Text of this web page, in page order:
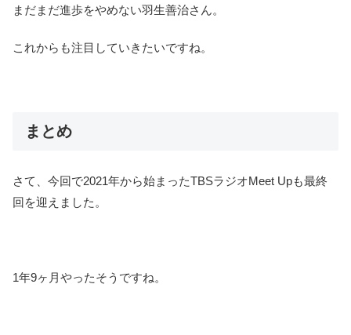
まだまだ進歩をやめない羽生善治さん。
これからも注目していきたいですね。
まとめ
さて、今回で2021年から始まったTBSラジオMeet Upも最終
回を迎えました。
1年9ヶ月やったそうですね。